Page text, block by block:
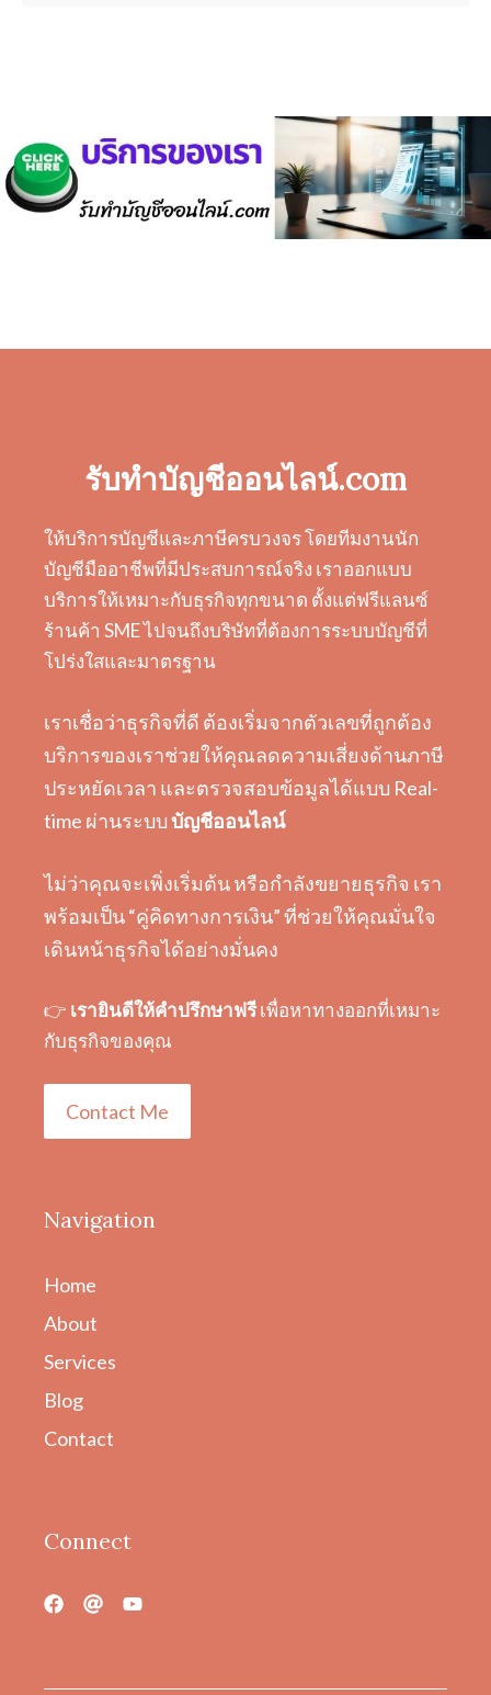
รับทำบัญชีออนไลน์.com
ให้บริการบัญชีและภาษีครบวงจร โดยทีมงานนัก
บัญชีมืออาชีพที่มีประสบการณ์จริง เราออกแบบ
บริการให้เหมาะกับธุรกิจทุกขนาด ตั้งแต่ฟรีแลนซ์
ร้านค้า SME ไปจนถึงบริษัทที่ต้องการระบบบัญชีที่
โปร่งใสและมาตรฐาน
เราเชื่อว่าธุรกิจที่ดี ต้องเริ่มจากตัวเลขที่ถูกต้อง
บริการของเราช่วยให้คุณลดความเสี่ยงด้านภาษี
ประหยัดเวลา และตรวจสอบข้อมูลได้แบบ Real-
time ผ่านระบบบัญชีออนไลน์
ไม่ว่าคุณจะเพิ่งเริ่มต้น หรือกำลังขยายธุรกิจ เรา
พร้อมเป็น “คู่คิดทางการเงิน” ที่ช่วยให้คุณมั่นใจ
เดินหน้าธุรกิจได้อย่างมั่นคง
👉 เรายินดีให้คำปรึกษาฟรีเพื่อหาทางออกที่เหมาะ
กับธุรกิจของคุณ
Contact Me
Navigation
Home
About
Services
Blog
Contact
Connect